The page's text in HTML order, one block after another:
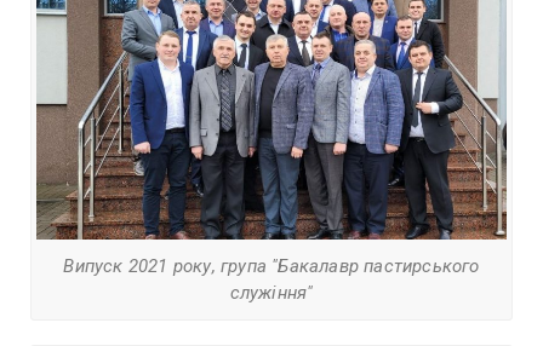
Випуск 2021 року, група "Бакалавр пастирського
служіння"